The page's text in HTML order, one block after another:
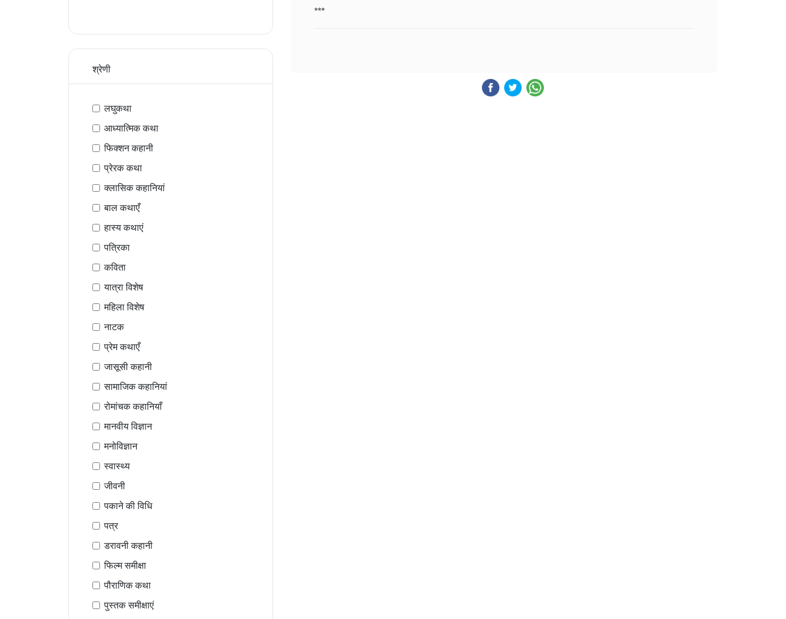
श्रेणी
लघुकथा
आध्यात्मिक कथा
फिक्शन कहानी
प्रेरक कथा
क्लासिक कहानियां
बाल कथाएँ
हास्य कथाएं
पत्रिका
कविता
यात्रा विशेष
महिला विशेष
नाटक
प्रेम कथाएँ
जासूसी कहानी
सामाजिक कहानियां
रोमांचक कहानियाँ
मानवीय विज्ञान
मनोविज्ञान
स्वास्थ्य
जीवनी
पकाने की विधि
पत्र
डरावनी कहानी
फिल्म समीक्षा
पौराणिक कथा
पुस्तक समीक्षाएं
***